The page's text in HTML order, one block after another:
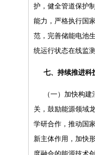
护，健全管道保护
能力，严格执行国
范，完善储能电池
统运行状态在线监
七、持续推进科
（一）加快构
关，鼓励能源领域
学研合作，推动国
新主体作用，加快